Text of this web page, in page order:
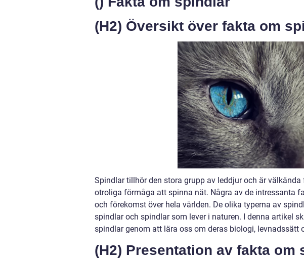
(H2) Översikt över fakta om
Spindlar tillhör den stora grupp av leddjur och är
otroliga förmåga att spinna nät. Några av de intressanta
och förekomst över hela världen. De olika typerna av
spindlar och spindlar som lever i naturen. I denna artikel
spindlar genom att lära oss om deras biologi, levnadssätt
(H2) Presentation av fakta om